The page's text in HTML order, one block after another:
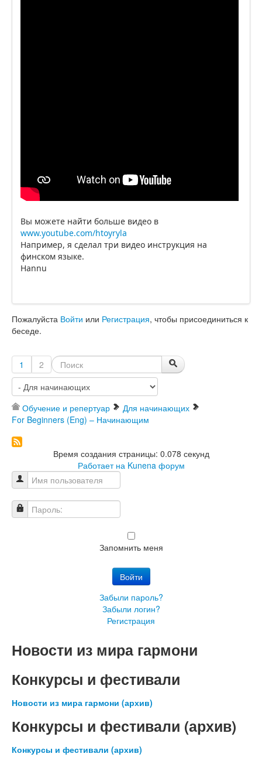
Вы можете найти больше видео в
www.youtube.com/htoyryla
Например, я сделал три видео инструкция на
финском языке.
Hannu
Пожалуйста Войти или Регистрация, чтобы присоединиться к
беседе.
1 2
Обучение и репертуар
Для начинающих
For Beginners (Eng) – Начинающим
Время создания страницы: 0.078 секунд
Работает на Kunena форум
Имя пользователя
Пароль:
Запомнить меня
Войти
Забыли пароль?
Забыли логин?
Регистрация
Новости из мира гармони
Конкурсы и фестивали
Новости из мира гармони (архив)
Конкурсы и фестивали (архив)
Конкурсы и фестивали (архив)